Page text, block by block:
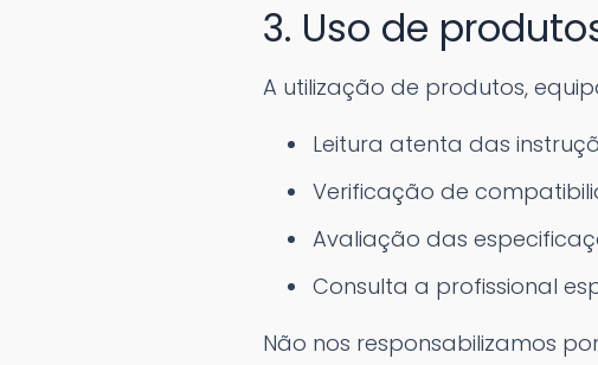
3. Uso de
A utilização de produtos,
Leitura atenta das
Verificação de
Avaliação das
Consulta a profissional
Não nos responsabilizamos